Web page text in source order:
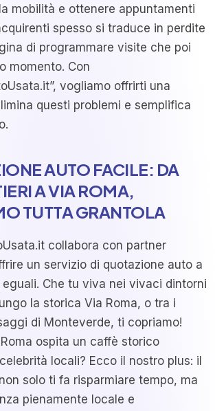
mobilità e ottenere appuntamenti
spesso si traduce in perdite
di programmare visite che poi
momento. Con
vogliamo offrirti una
questi problemi e semplifica
AUTO FACILE: DA
A VIA ROMA,
TUTTA GRANTOLA
collabora con partner
un servizio di quotazione auto a
Che tu viva nei vivaci dintorni
la storica Via Roma, o tra i
di Monteverde, ti copriamo!
ospita un caffè storico
locali? Ecco il nostro plus: il
solo ti fa risparmiare tempo, ma
pienamente locale e